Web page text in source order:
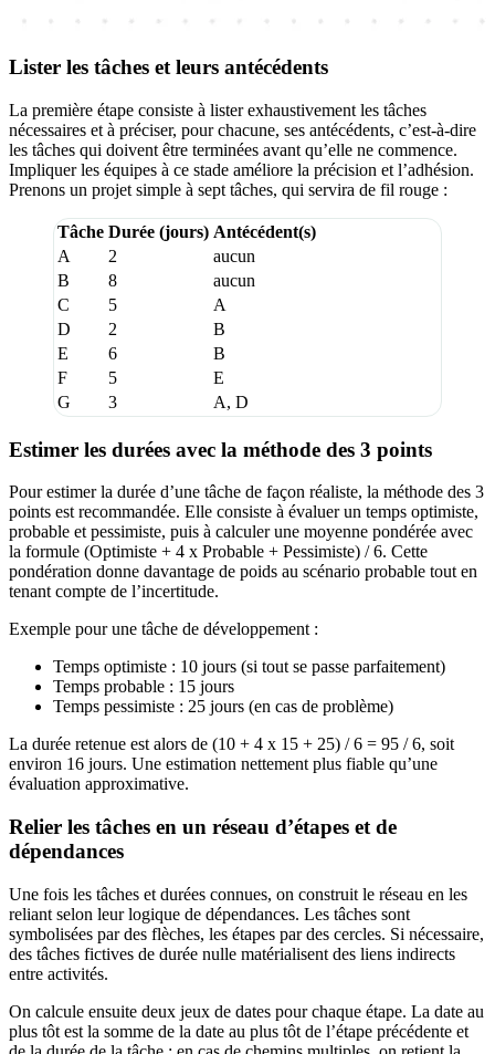
Lister les tâches et leurs antécédents
La première étape consiste à lister exhaustivement les tâches
nécessaires et à préciser, pour chacune, ses antécédents, c’est-à-dire
les tâches qui doivent être terminées avant qu’elle ne commence.
Impliquer les équipes à ce stade améliore la précision et l’adhésion.
Prenons un projet simple à sept tâches, qui servira de fil rouge :
Tâche Durée (jours) Antécédent(s)
A
2
aucun
B
8
aucun
C
5
A
D
2
B
E
6
B
F
5
E
G
3 A, D
Estimer les durées avec la méthode des 3 points
Pour estimer la durée d’une tâche de façon réaliste, la méthode des 3
points est recommandée. Elle consiste à évaluer un temps optimiste,
probable et pessimiste, puis à calculer une moyenne pondérée avec
la formule (Optimiste + 4 x Probable + Pessimiste) / 6. Cette
pondération donne davantage de poids au scénario probable tout en
tenant compte de l’incertitude.
Exemple pour une tâche de développement :
Temps optimiste : 10 jours (si tout se passe parfaitement)
Temps probable : 15 jours
Temps pessimiste : 25 jours (en cas de problème)
La durée retenue est alors de (10 + 4 x 15 + 25) / 6 = 95 / 6, soit
environ 16 jours. Une estimation nettement plus fiable qu’une
évaluation approximative.
Relier les tâches en un réseau d’étapes et de
dépendances
Une fois les tâches et durées connues, on construit le réseau en les
reliant selon leur logique de dépendances. Les tâches sont
symbolisées par des flèches, les étapes par des cercles. Si nécessaire,
des tâches fictives de durée nulle matérialisent des liens indirects
entre activités.
On calcule ensuite deux jeux de dates pour chaque étape. La date au
plus tôt est la somme de la date au plus tôt de l’étape précédente et